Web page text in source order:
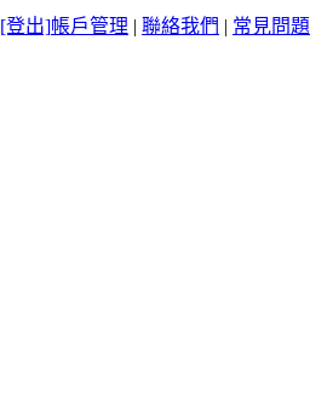
[登出]帳戶管理 | 聯絡我們 | 常見問題